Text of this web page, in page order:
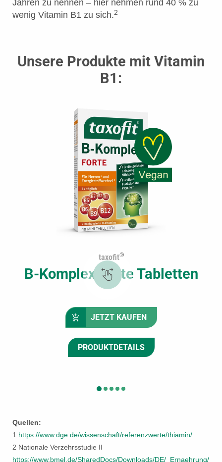
Jahren zu nennen – hier nehmen rund 40 % zu
wenig Vitamin B1 zu sich.2
Unsere Produkte mit Vitamin
B1:
taxofit®
B-Komplex Forte Tabletten
JETZT KAUFEN
PRODUKTDETAILS
Quellen:
1 https://www.dge.de/wissenschaft/referenzwerte/thiamin/
2 Nationale Verzehrsstudie II
https://www.bmel.de/SharedDocs/Downloads/DE/_Ernaehrung/